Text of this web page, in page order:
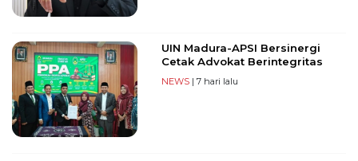
UIN Madura-APSI Bersinergi
Cetak Advokat Berintegritas
NEWS| 7 hari lalu